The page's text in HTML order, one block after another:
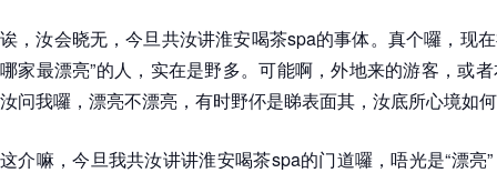
诶，汝会晓无，今旦共汝讲淮安喝茶spa的事体。真个囉，现
哪家最漂亮”的人，实在是野多。可能啊，外地来的游客，或
汝问我囉，漂亮不漂亮，有时野伓是睇表面其，汝底所心境如
这介嘛，今旦我共汝讲讲淮安喝茶spa的门道囉，唔光是“漂亮